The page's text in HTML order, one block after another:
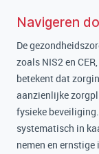
Navigeren
De
zoals NIS2 en
betekent dat
aanzienlijke
fysieke
systematisch in
nemen en